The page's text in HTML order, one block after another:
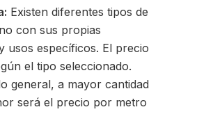
Existen diferentes tipos de
con sus propias
usos específicos. El precio
el tipo seleccionado.
general, a mayor cantidad
será el precio por metro